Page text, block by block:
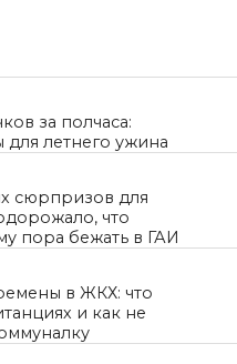
за полчаса:
летнего ужина
сюрпризов для
что
пора бежать в ГАИ
в ЖКХ: что
и как не